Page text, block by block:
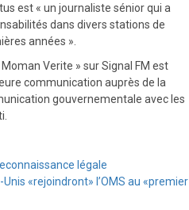
est « un journaliste sénior qui a
dans divers stations de
années ».
Moman Verite » sur Signal FM est
communication auprès de la
gouvernementale avec les
légale
«rejoindront» l’OMS au «premier